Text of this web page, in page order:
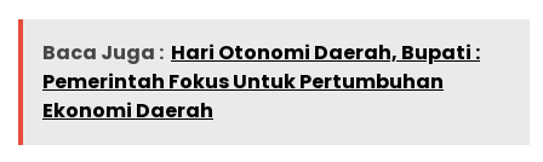
Baca Juga : Hari Otonomi Daerah, Bupati :
Pemerintah Fokus Untuk Pertumbuhan
Ekonomi Daerah